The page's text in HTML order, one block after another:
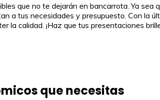
que no te dejarán en bancarrota. Ya
a tus necesidades y presupuesto. Con la
la calidad. ¡Haz que tus presentaciones
que necesitas